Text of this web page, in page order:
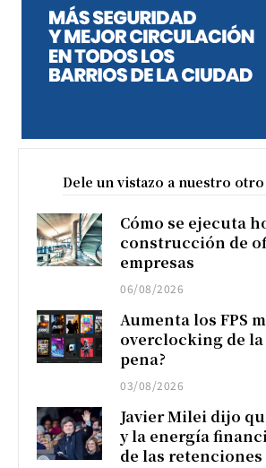
Dele un vistazo a nuestro
Cómo se ejecuta
construcción de
empresas
06/08/2026
Aumenta los FPS
overclocking de la
pena?
03/08/2026
Javier Milei dijo
y la energía
de las retenciones